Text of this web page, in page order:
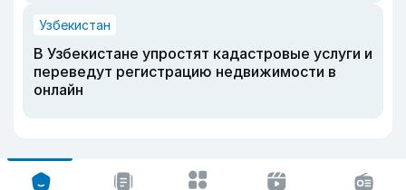
Узбекистан
В Узбекистане упростят кадастровые услуги и
переведут регистрацию недвижимости в
онлайн